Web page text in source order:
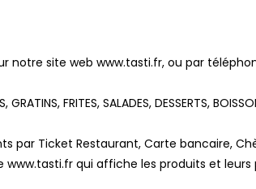
site web www.tasti.fr, ou par
FRITES, SALADES, DESSERTS,
par Ticket Restaurant, Carte bancaire,
qui affiche les produits et leurs